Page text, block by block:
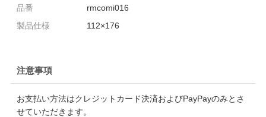
品番
rmcomi016
製品仕様
112×176
注意事項
お支払い方法はクレジットカード決済およびPayPayのみとさ
せていただきます。